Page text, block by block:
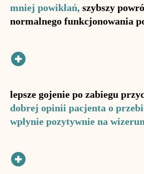
mniej powikłań, szybszy
normalnego funkcjonowania
lepsze gojenie po zabiegu
dobrej opinii pacjenta o
wpłynie pozytywnie na